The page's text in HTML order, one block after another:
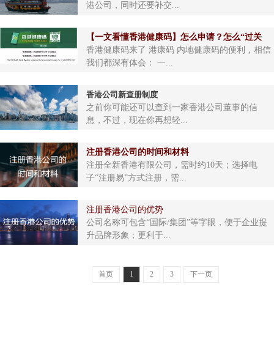
港公司，同时还要补交...
【一文看懂香港健康码】怎么申请？怎么“过关
香港健康码来了 港康码 内地健康码的便利，相信
我们都深有体会： 一...
香港公司新查册制度
之前你可能还可以查到一家香港公司董事的信
息，不过，现在你再想轻...
注册香港公司的时间和材料
注册全新香港有限公司，需时约10天；选择电
子“注册易”方式注册，需...
注册香港公司的优势
公司名称可包含“国际/集团”等字眼，便于企业提
升品牌形象；更利于...
首页 1 2 3 下一页